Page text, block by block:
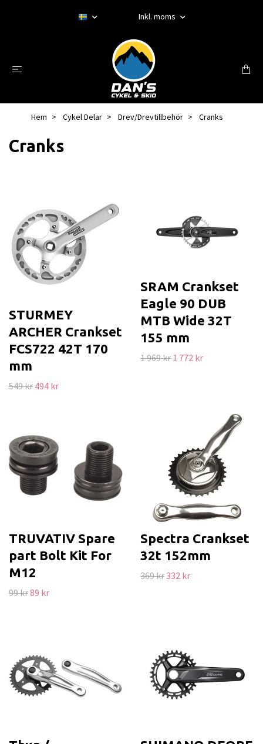
Inkl. moms
Hem Cykel Delar Drev/Drevtillbehör Cranks
Cranks
STURMEY
ARCHER Crankset
FCS722 42T 170
mm
549 kr 494 kr
SRAM Crankset
Eagle 90 DUB
MTB Wide 32T
155 mm
1 969 kr 1 772 kr
TRUVATIV Spare
part Bolt Kit For
M12
99 kr89 kr
Spectra Crankset
32t 152mm
369 kr332 kr